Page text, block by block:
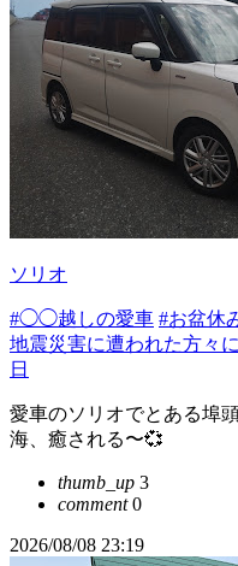
ソリオ
#◯◯越しの愛車 #お盆休
地震災害に遭われた方々
日
愛車のソリオでとある埠
海、癒される〜💞
thumb_up 3
comment0
2026/08/08 23:19